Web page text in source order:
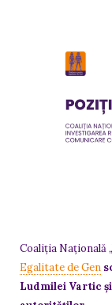
Coaliția Națională
Egalitate de Gen
Ludmilei Vartic